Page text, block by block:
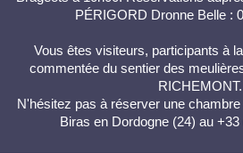
PÉRIGORD Dronne Belle :
Vous êtes visiteurs, participants à
commentée du sentier des
RICHEMONT.
N'hésitez pas à réserver une
Biras en Dordogne (24) au +33